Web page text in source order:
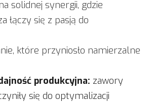
solidnej synergii, gdzie
łączy się z pasją do
które przyniosło namierzalne
produkcyjna: zawory
się do optymalizacji